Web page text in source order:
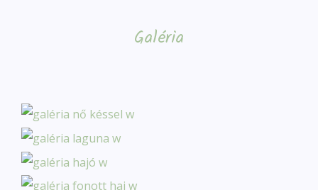
Galéria